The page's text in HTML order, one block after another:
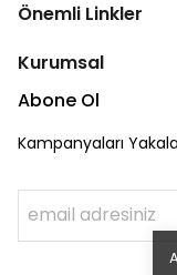
Önemli Linkler
Kurumsal
Abone Ol
Kampanyaları